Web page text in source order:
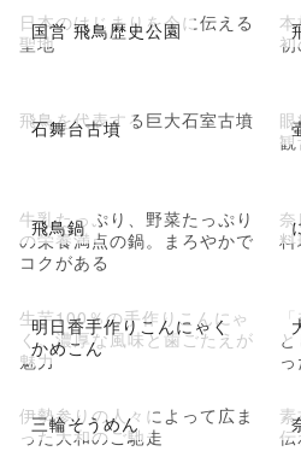
国営 飛鳥歴史公園
日本のはじまりを今に伝える
聖地
石舞台古墳
飛鳥を代表する巨大石室古墳
飛鳥鍋
牛乳たっぷり、野菜たっぷり
の栄養満点の鍋。まろやかで
コクがある
明日香手作りこんにゃく
かめこん
生芋100％の手作りこんにゃ
く。濃厚な風味と歯ごたえが
魅力
三輪そうめん
伊勢参りの人々によって広ま
った大和のご馳走